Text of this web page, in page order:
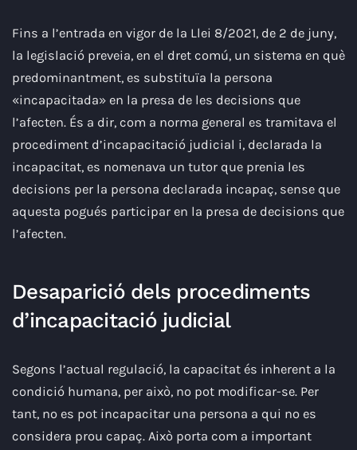
Fins a l’entrada en vigor de la Llei 8/2021, de 2 de juny,
la legislació preveia, en el dret comú, un sistema en què
predominantment, es substituïa la persona
«incapacitada» en la presa de les decisions que
l’afecten. És a dir, com a norma general es tramitava el
procediment d’incapacitació judicial i, declarada la
incapacitat, es nomenava un tutor que prenia les
decisions per la persona declarada incapaç, sense que
aquesta pogués participar en la presa de decisions que
l’afecten.
Desaparició dels procediments
d’incapacitació judicial
Segons l’actual regulació, la capacitat és inherent a la
condició humana, per això, no pot modificar-se. Per
tant, no es pot incapacitar una persona a qui no es
considera prou capaç. Això porta com a important